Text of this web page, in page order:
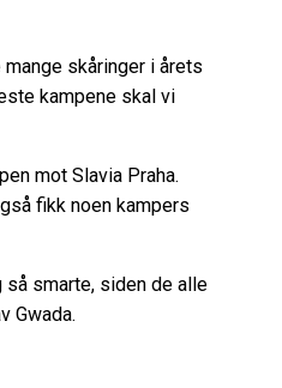
skåringer i årets
kampene skal vi
mot Slavia Praha.
fikk noen kampers
smarte, siden de alle
Gwada.